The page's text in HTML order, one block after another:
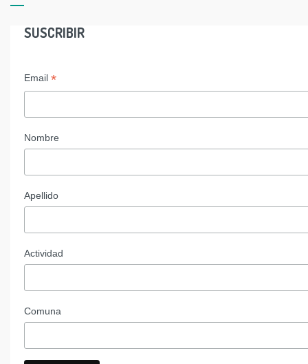
SUSCRIBIR
Email *
Nombre
Apellido
Actividad
Comuna